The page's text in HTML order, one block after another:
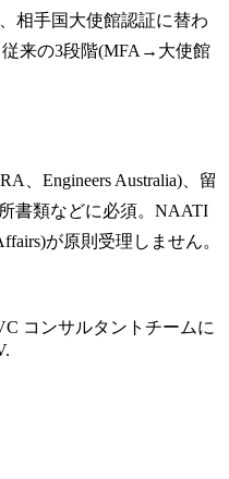
相手国大使館認証に替わ
従来の3段階(MFA→大使館
、Engineers Australia)、留
書類などに必須。NAATI
が原則受理しません。
コンサルタントチームに